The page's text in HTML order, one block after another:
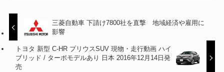
三菱自動車 下請け7800社を直撃 地域経済や雇用に
影響
トヨタ 新型 C-HR プリウスSUV 現物・走行動画 ハイ
ブリッド / ターボモデルあり 日本 2016年12月14日発
売